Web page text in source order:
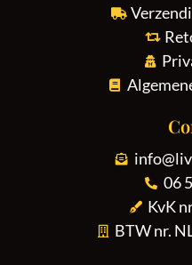
06
KvK
BTW nr.